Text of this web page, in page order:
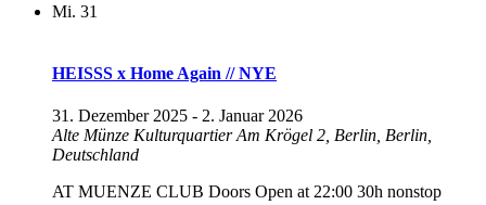
Mi. 31
HEISSS x Home Again // NYE
31. Dezember 2025 - 2. Januar 2026
Alte Münze KulturquartierAm Krögel 2, Berlin, Berlin,
Deutschland
AT MUENZE CLUB Doors Open at 22:00 30h nonstop